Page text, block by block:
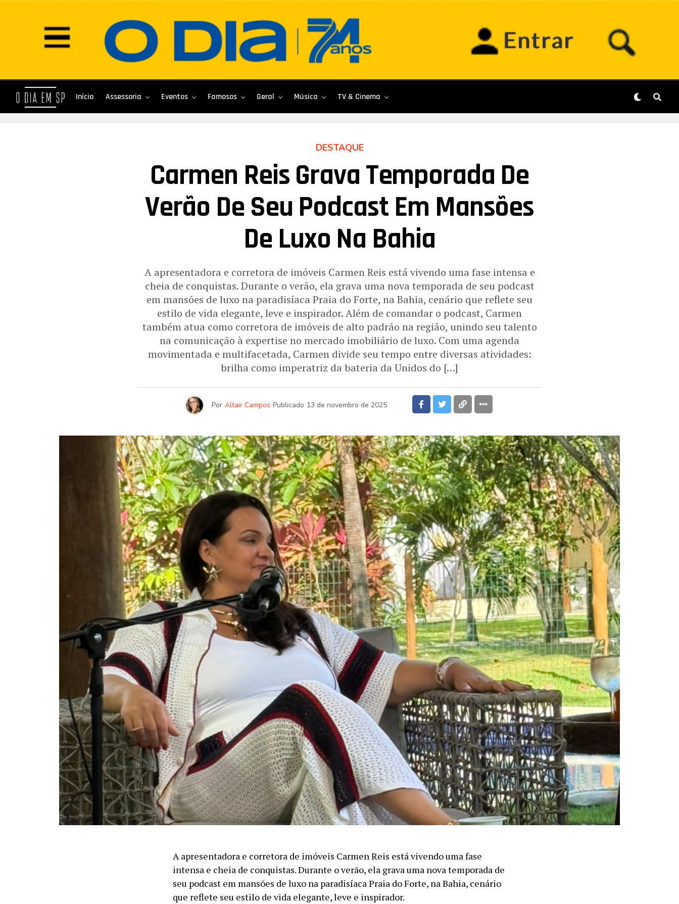
Início Assessoria Eventos Famosos Geral Música TV & Cinema
DESTAQUE
Carmen Reis Grava Temporada De
Verão De Seu Podcast Em Mansões
De Luxo Na Bahia
A apresentadora e corretora de imóveis Carmen Reis está vivendo uma fase intensa e
cheia de conquistas. Durante o verão, ela grava uma nova temporada de seu podcast
em mansões de luxo na paradisíaca Praia do Forte, na Bahia, cenário que reflete seu
estilo de vida elegante, leve e inspirador. Além de comandar o podcast, Carmen
também atua como corretora de imóveis de alto padrão na região, unindo seu talento
na comunicação à expertise no mercado imobiliário de luxo. Com uma agenda
movimentada e multifacetada, Carmen divide seu tempo entre diversas atividades:
brilha como imperatriz da bateria da Unidos do […]
Por Altair Campos Publicado 13 de novembro de 2025
A apresentadora e corretora de imóveis Carmen Reis está vivendo uma fase
intensa e cheia de conquistas. Durante o verão, ela grava uma nova temporada de
seu podcast em mansões de luxo na paradisíaca Praia do Forte, na Bahia, cenário
que reflete seu estilo de vida elegante, leve e inspirador.